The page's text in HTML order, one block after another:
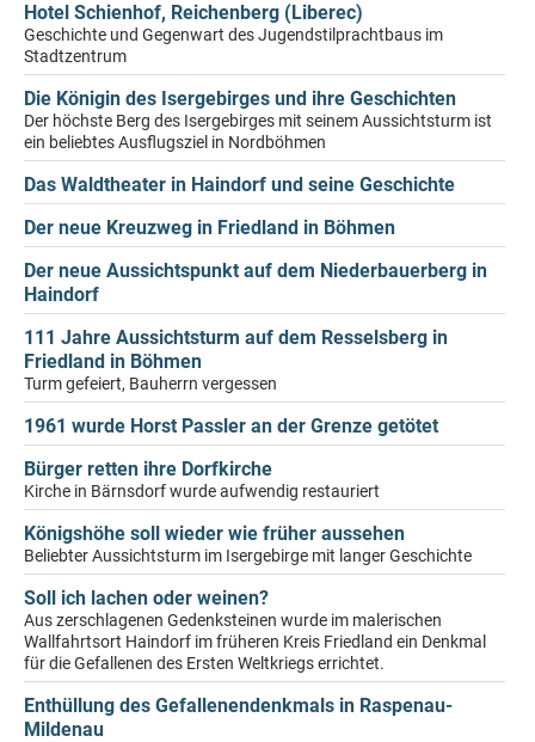
Hotel Schienhof, Reichenberg (Liberec)
Geschichte und Gegenwart des Jugendstilprachtbaus im
Stadtzentrum
Die Königin des Isergebirges und ihre Geschichten
Der höchste Berg des Isergebirges mit seinem Aussichtsturm ist
ein beliebtes Ausflugsziel in Nordböhmen
Das Waldtheater in Haindorf und seine Geschichte
Der neue Kreuzweg in Friedland in Böhmen
Der neue Aussichtspunkt auf dem Niederbauerberg in
Haindorf
111 Jahre Aussichtsturm auf dem Resselsberg in
Friedland in Böhmen
Turm gefeiert, Bauherrn vergessen
1961 wurde Horst Passler an der Grenze getötet
Bürger retten ihre Dorfkirche
Kirche in Bärnsdorf wurde aufwendig restauriert
Königshöhe soll wieder wie früher aussehen
Beliebter Aussichtsturm im Isergebirge mit langer Geschichte
Soll ich lachen oder weinen?
Aus zerschlagenen Gedenksteinen wurde im malerischen
Wallfahrtsort Haindorf im früheren Kreis Friedland ein Denkmal
für die Gefallenen des Ersten Weltkriegs errichtet.
Enthüllung des Gefallenendenkmals in Raspenau-
Mildenau